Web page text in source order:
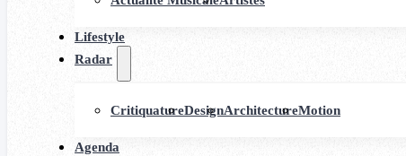
Lifestyle
Radar
CritiquatureDesignArchitectureMotion
Agenda